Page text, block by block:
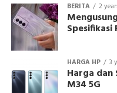
BERITA 2
Spesifikasi
HARGA HP 3
Harga dan
M34 5G